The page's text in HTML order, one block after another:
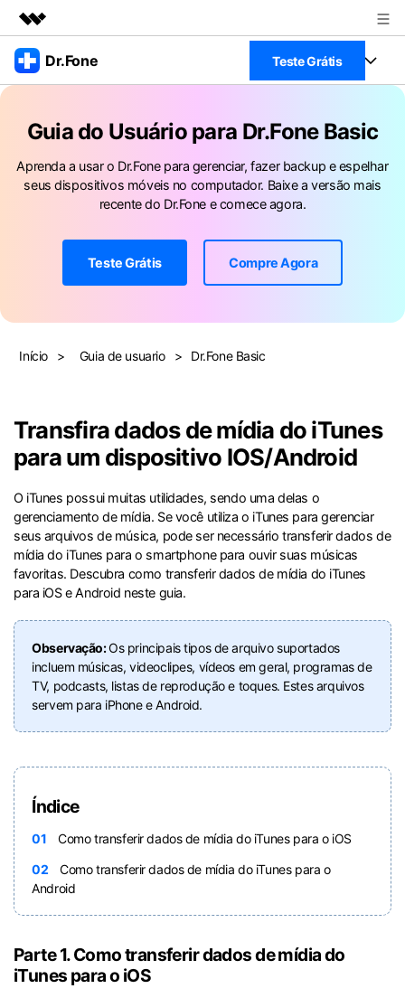
Produtos em destaque
Utilitários
Visão geral
Soluções
Sala de imprensa
Dr.Fone Teste Grátis
Productos
Para Celular
Guia & Suporte
Proteção do celular
Entrar
Guia do Usuário para Dr.Fone Basic
Aprenda a usar o Dr.Fone para gerenciar, fazer backup e espelhar
seus dispositivos móveis no computador. Baixe a versão mais
recente do Dr.Fone e comece agora.
Teste Grátis Compre Agora
Início > Guia de usuario > Dr.Fone Basic
Transfira dados de mídia do iTunes
para um dispositivo IOS/Android
O iTunes possui muitas utilidades, sendo uma delas o
gerenciamento de mídia. Se você utiliza o iTunes para gerenciar
seus arquivos de música, pode ser necessário transferir dados de
mídia do iTunes para o smartphone para ouvir suas músicas
favoritas. Descubra como transferir dados de mídia do iTunes
para iOS e Android neste guia.
Observação:Os principais tipos de arquivo suportados
incluem músicas, videoclipes, vídeos em geral, programas de
TV, podcasts, listas de reprodução e toques. Estes arquivos
servem para iPhone e Android.
Índice
01
Como transferir dados de mídia do iTunes para o iOS
02
Como transferir dados de mídia do iTunes para o
Android
Parte 1. Como transferir dados de mídia do
iTunes para o iOS